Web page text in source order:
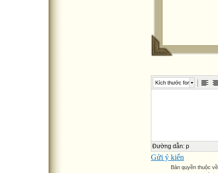
Kích thước font
Đường dẫn: p
Gửi ý kiến
Bản quyền thuộc